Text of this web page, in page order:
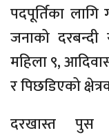
पदपूर्तिका
जनाको
महिला ९,
र पिछडिएको
दरखास्त